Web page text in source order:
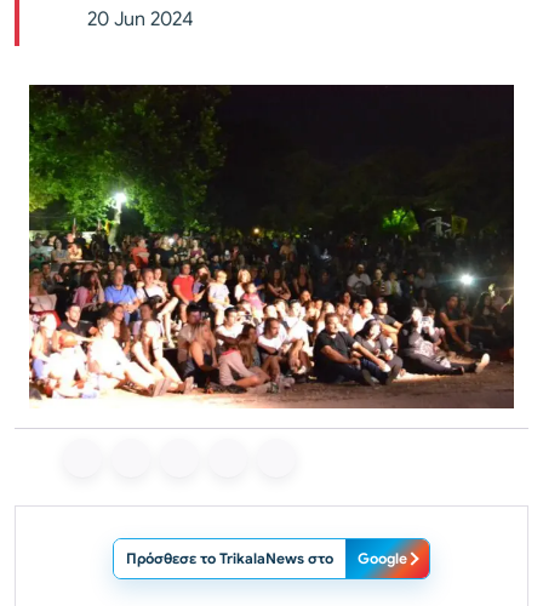
20 Jun 2024
Πρόσθεσε το TrikalaNews στο Google